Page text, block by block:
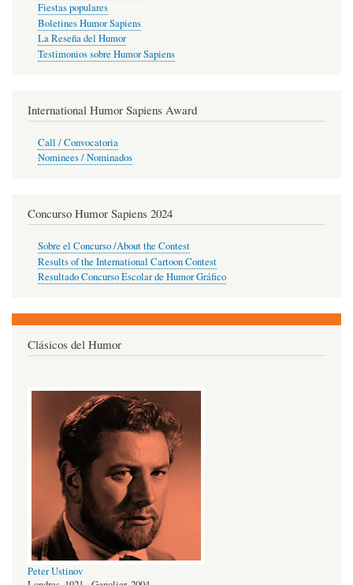
Fiestas populares
Boletines Humor Sapiens
La Reseña del Humor
Testimonios sobre Humor Sapiens
International Humor Sapiens Award
Call / Convocatoria
Nominees / Nominados
Concurso Humor Sapiens 2024
Sobre el Concurso /About the Contest
Results of the International Cartoon Contest
Resultado Concurso Escolar de Humor Gráfico
Clásicos del Humor
Peter Ustinov